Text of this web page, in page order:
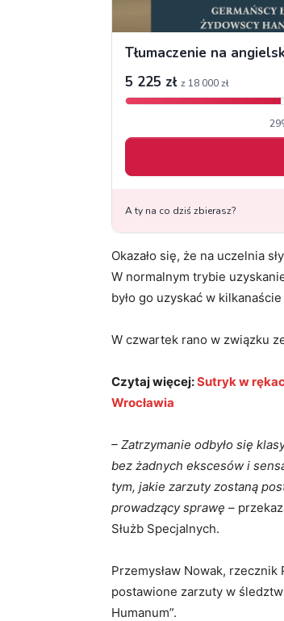
Okazało się, że na uczelnia
W normalnym trybie
było go uzyskać w
W czwartek rano w związku
Czytaj więcej:Sutryk w
Wrocławia
– Zatrzymanie odbyło się
bez żadnych ekscesów i
tym, jakie zarzuty zostaną
prowadzący sprawę –
Służb Specjalnych.
Przemysław Nowak,
postawione zarzuty w
Humanum”.